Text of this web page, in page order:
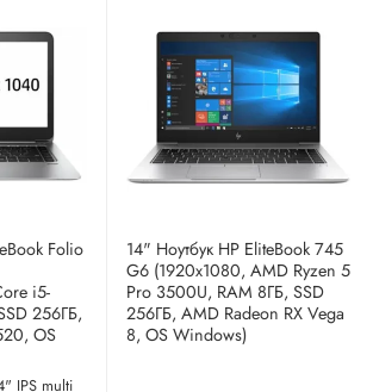
Folio
i5-
256ГБ,
OS
IPS multi
14" Ноутбук HP EliteBook 745
G6 (1920x1080, AMD Ryzen 5
Pro 3500U, RAM 8ГБ, SSD
256ГБ, AMD Radeon RX Vega
8, OS Windows)